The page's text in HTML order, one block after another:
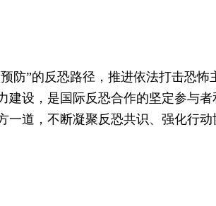
防”的反恐路径，推进依法打击恐
设，是国际反恐合作的坚定参与
道，不断凝聚反恐共识、强化行